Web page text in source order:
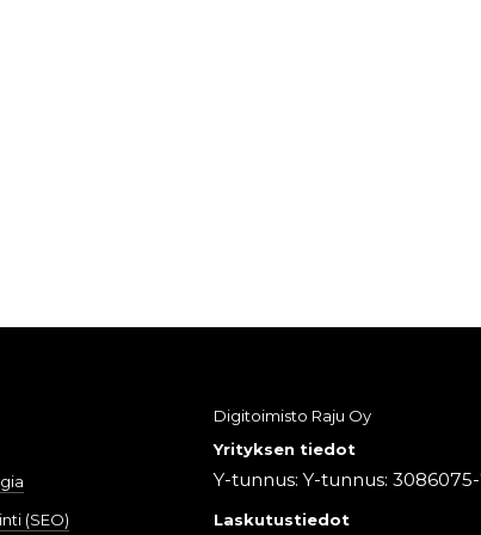
(SEO)
Digitoimisto Raju Oy
Yrityksen tiedot
Y-tunnus: Y-tunnus:
Laskutustiedot